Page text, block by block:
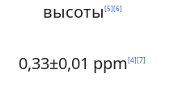
высоты[5][6]
0,33±0,01 ppm[4][7]